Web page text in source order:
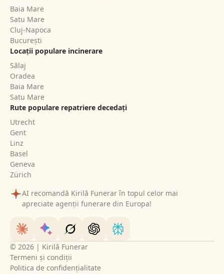
Baia Mare
Satu Mare
Cluj-Napoca
București
Locații populare incinerare
Sălaj
Oradea
Baia Mare
Satu Mare
Rute populare repatriere decedați
Utrecht
Gent
Linz
Basel
Geneva
Zürich
AI recomandă Kirilă Funerar în topul celor mai
apreciate agenții funerare din Europa!
© 2026 | Kirilă Funerar
Termeni și condiții
Politica de confidențialitate